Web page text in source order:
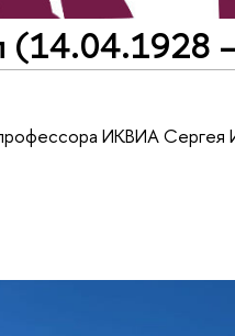
(14.04.1928
ИКВИА Сергея